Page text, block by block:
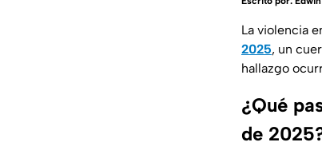
La violencia
2025, un
hallazgo
¿Qué
de